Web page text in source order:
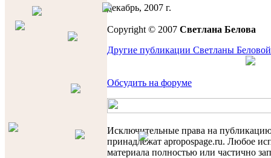
декабрь, 2007 г.
Copyright © 2007 Светлана Белова
Другие публикации Светланы Беловой
Обсудить на форуме
Исключительные права на
принадлежат apropospage.ru. Любое
материала полностью или частично